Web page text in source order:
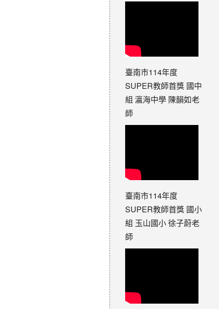
臺南市114年度
SUPER教師首獎 國中
組 瀛海中學 陳韻如老
師
臺南市114年度
SUPER教師首獎 國小
組 玉山國小 徐子蔚老
師